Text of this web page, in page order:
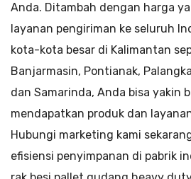
Anda. Ditambah dengan harga
layanan pengiriman ke seluruh
kota-kota besar di Kalimantan
Banjarmasin, Pontianak,
dan Samarinda, Anda bisa yakin
mendapatkan produk dan
Hubungi marketing kami
efisiensi penyimpanan di pabrik